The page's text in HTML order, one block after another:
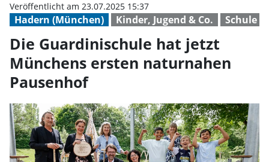
Hadern (München) Kinder, Jugend & Co. Schule
Veröffentlicht am 23.07.2025 15:37
Die Guardinischule hat jetzt
Münchens ersten naturnahen
Pausenhof